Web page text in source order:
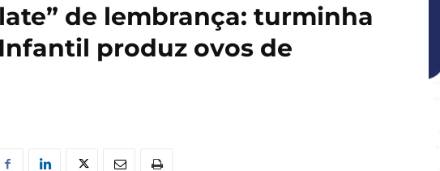
de lembrança: turminha
produz ovos de